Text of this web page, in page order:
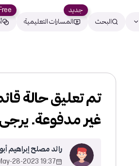
البحث المسارات التعليمية
جديد
Free
تم تعليق حالة
غير مدفوعة.
رائد مصلح إبراهيم
19:37 2023-May-28